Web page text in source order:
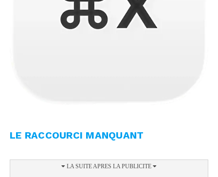
LE RACCOURCI MANQUANT